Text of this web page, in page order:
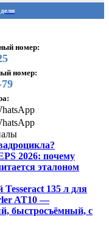
номер:
номер:
2026: почему
эталоном
Tesseract 135 л для
AT10 —
быстросъёмный, с